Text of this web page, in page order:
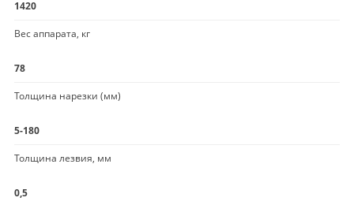
1420
Вес аппарата, кг
78
Толщина нарезки (мм)
5-180
Толщина лезвия, мм
0,5